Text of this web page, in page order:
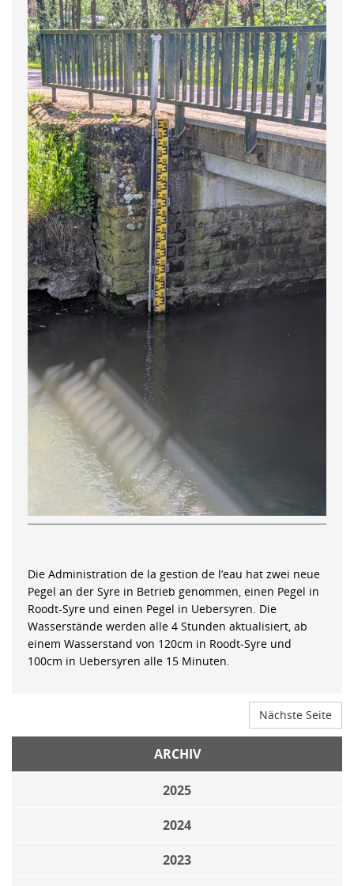
Die Administration de la gestion de l’eau hat zwei neue
Pegel an der Syre in Betrieb genommen, einen Pegel in
Roodt-Syre und einen Pegel in Uebersyren. Die
Wasserstände werden alle 4 Stunden aktualisiert, ab
einem Wasserstand von 120cm in Roodt-Syre und
100cm in Uebersyren alle 15 Minuten.
Nächste Seite
ARCHIV
2025
2024
2023